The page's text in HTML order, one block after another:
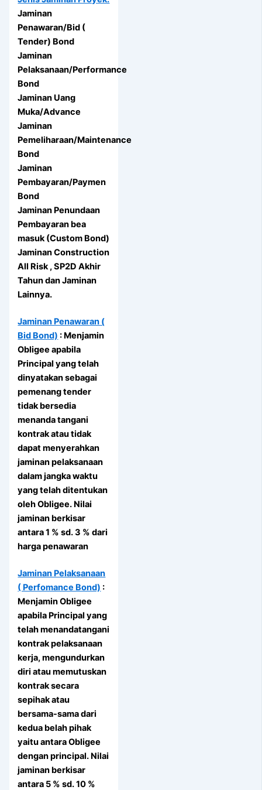
Jaminan
Penawaran/Bid (
Tender) Bond
Jaminan
Pelaksanaan/Performance
Bond
Jaminan Uang
Muka/Advance
Jaminan
Pemeliharaan/Maintenance
Bond
Jaminan
Pembayaran/Paymen
Bond
Jaminan Penundaan
Pembayaran bea
masuk (Custom Bond)
Jaminan Construction
All Risk , SP2D Akhir
Tahun dan Jaminan
Lainnya.
Jaminan Penawaran (
Bid Bond) : Menjamin
Obligee apabila
Principal yang telah
dinyatakan sebagai
pemenang tender
tidak bersedia
menanda tangani
kontrak atau tidak
dapat menyerahkan
jaminan pelaksanaan
dalam jangka waktu
yang telah ditentukan
oleh Obligee. Nilai
jaminan berkisar
antara 1 % sd. 3 % dari
harga penawaran
Jaminan Pelaksanaan
( Perfomance Bond) :
Menjamin Obligee
apabila Principal yang
telah menandatangani
kontrak pelaksanaan
kerja, mengundurkan
diri atau memutuskan
kontrak secara
sepihak atau
bersama-sama dari
kedua belah pihak
yaitu antara Obligee
dengan principal. Nilai
jaminan berkisar
antara 5 % sd. 10 %